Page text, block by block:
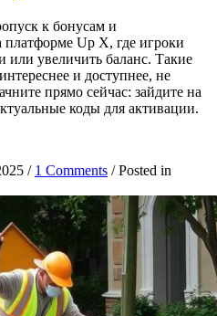
как
построить
идеальный
дом
без
лишних
к бонусам и
Up X, где игроки
или увеличить баланс. Такие
и доступнее, не
прямо сейчас: зайдите на
коды для активации.
/ 1 Comments / Posted in